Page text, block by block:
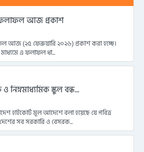
ফলাফল আজ প্রকাশ
আজ (২৫ ফেব্রুয়ারি ২০২৬) প্রকাশ করা হচ্ছে।
মাধ্যমে এ ফলাফল ধা...
নিম্নমাধ্যমিক স্কুল বন্ধ...
সব সরকারি ও বেসরক...